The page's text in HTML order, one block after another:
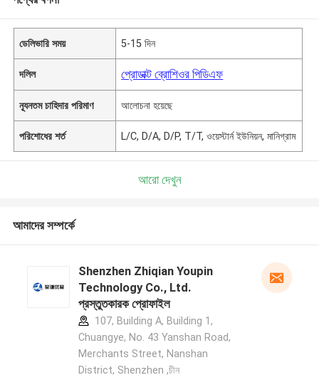
ডেলিভারি সময় 5-15 দিন
দলিল প্রোডাক্ট ব্রোশিওর পিডিএফ
ন্যূনতম চাহিদার পরিমাণ আলোচনা হয়েছে
পরিশোধের শর্ত L/C, D/A, D/P, T/T, ওয়েস্টার্ন ইউনিয়ন, মানিগ্রাম
আরো দেখুন
আমাদের সম্পর্কে
Shenzhen Zhiqian Youpin
Technology Co., Ltd.
প্রস্তুতকারক প্রোফাইল
107, Building A, Building 1,
Chuangye, No. 43 Yanshan Road,
Merchants Street, Nanshan
District, Shenzhen ,চীন